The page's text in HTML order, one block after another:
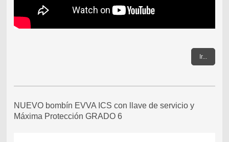
Ir...
NUEVO bombín EVVA ICS con llave de servicio y
Máxima Protección GRADO 6